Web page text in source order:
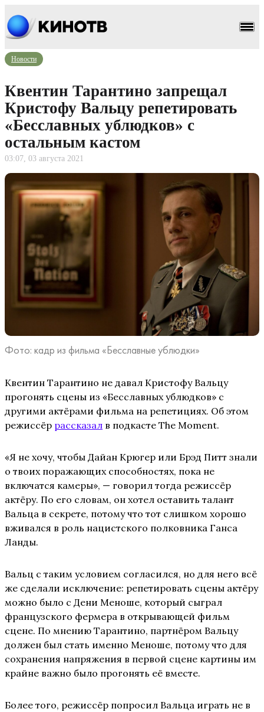
Новости
Квентин Тарантино запрещал
Кристофу Вальцу репетировать
«Бесславных ублюдков» с
остальным кастом
03:07, 03 августа 2021
Фото: кадр из фильма «Бесславные ублюдки»
Квентин Тарантино не давал Кристофу Вальцу
прогонять сцены из «Бесславных ублюдков» с
другими актёрами фильма на репетициях. Об этом
режиссёр рассказал в подкасте The Moment.
«Я не хочу, чтобы Дайан Крюгер или Брэд Питт знали
о твоих поражающих способностях, пока не
включатся камеры», — говорил тогда режиссёр
актёру. По его словам, он хотел оставить талант
Вальца в секрете, потому что тот слишком хорошо
вживался в роль нацистского полковника Ганса
Ланды.
Вальц с таким условием согласился, но для него всё
же сделали исключение: репетировать сцены актёру
можно было с Дени Меноше, который сыграл
французского фермера в открывающей фильм
сцене. По мнению Тарантино, партнёром Вальцу
должен был стать именно Меноше, потому что для
сохранения напряжения в первой сцене картины им
крайне важно было прогонять её вместе.
Более того, режиссёр попросил Вальца играть не в